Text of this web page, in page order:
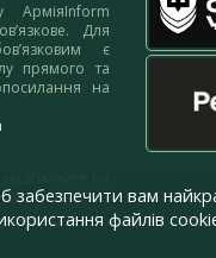
АрміяInform
Для
є
прямого та
на
вам
файлів